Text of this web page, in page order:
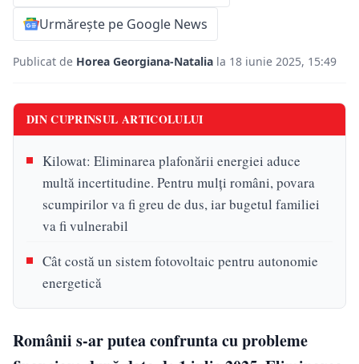
Urmărește pe Google News
Publicat de Horea Georgiana-Natalia la 18 iunie 2025, 15:49
DIN CUPRINSUL ARTICOLULUI
Kilowat: Eliminarea plafonării energiei aduce
multă incertitudine. Pentru mulți români, povara
scumpirilor va fi greu de dus, iar bugetul familiei
va fi vulnerabil
Cât costă un sistem fotovoltaic pentru autonomie
energetică
Românii s-ar putea confrunta cu probleme